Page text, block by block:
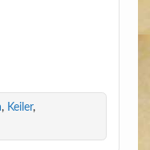
, Keiler,